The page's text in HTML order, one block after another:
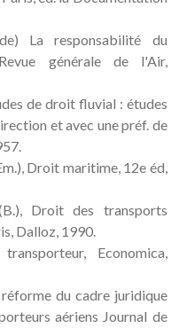
La responsabilité du
générale de l'Air,
de droit fluvial : études
et avec une préf. de
Droit maritime, 12e éd,
Droit des transports
Dalloz, 1990.
Economica,
du cadre juridique
aériens Journal de